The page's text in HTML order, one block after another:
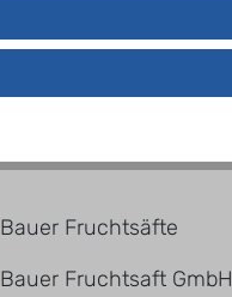
Bauer Fruchtsäfte
Bauer Fruchtsaft GmbH